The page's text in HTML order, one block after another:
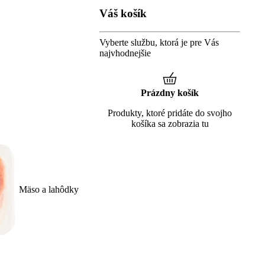
Mäso a lahôdky
Váš košík
Vyberte službu, ktorá je pre Vás
najvhodnejšie
Prázdny košík
Produkty, ktoré pridáte do svojho
košíka sa zobrazia tu